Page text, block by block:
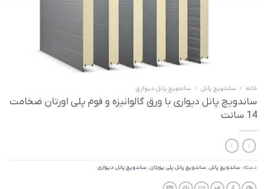
خانه / ساندویچ پانل / ساندویچ پانل دیواری
ساندویچ پانل دیواری با ورق گالوانیزه و فوم پلی اورتان ضخامت
14 سانت
دسته: ساندویچ پانل, ساندویچ پانل پلی یورتان, ساندویچ پانل دیواری